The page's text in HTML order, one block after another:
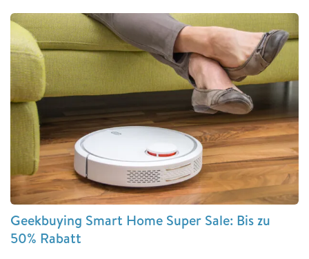
Geekbuying Smart Home Super Sale: Bis zu
50% Rabatt